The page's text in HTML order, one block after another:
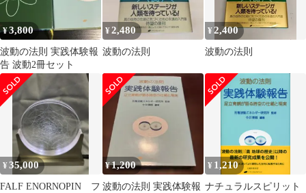
¥3,800
波動の法則 実践体験報
告 波動2冊セット
¥2,480
波動の法則
¥ 2,400
波動の法則
¥35,000
FALF ENORNOPIN フ
¥1,200
波動の法則 実践体験報
¥ 1,210
ナチュラルスピリット